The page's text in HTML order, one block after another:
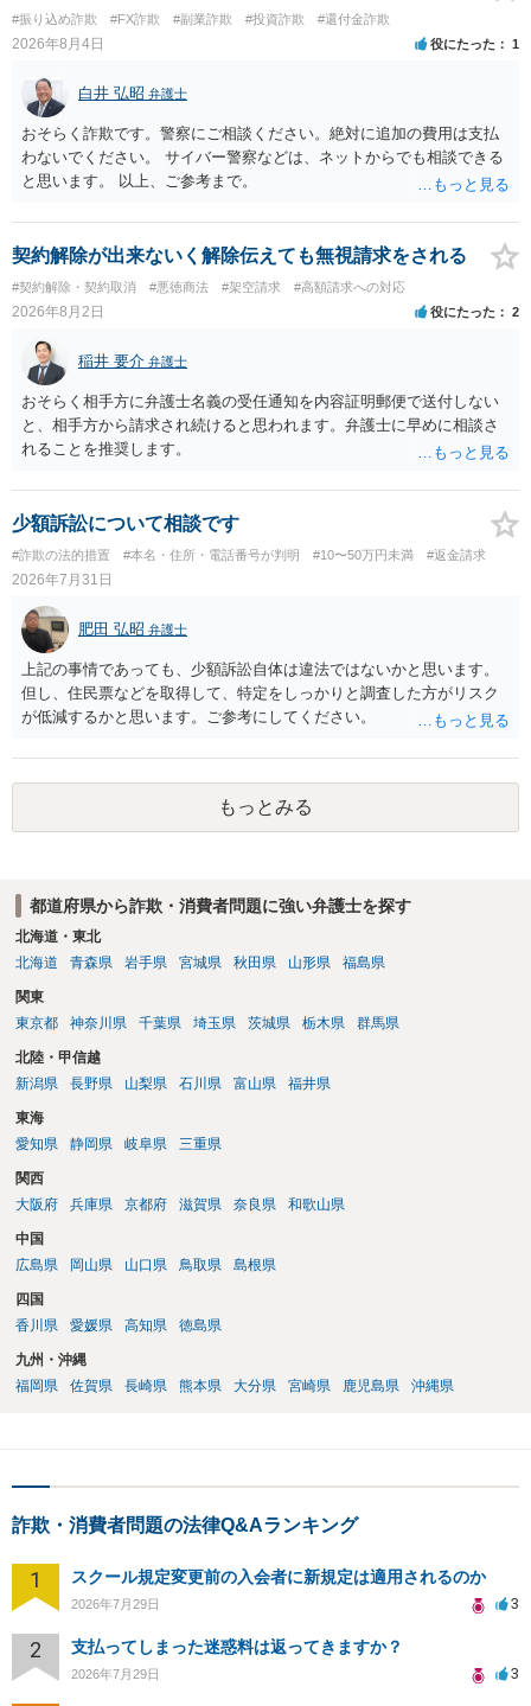
うとするケースも散見されます。 ご自身での対応に窮するようであ
れば、代理人を立てることもご検討ください。 ・相手へ送る回答文に
ついてアドバイスをいただけるか。 具体的な回答内容については、
一般的に無料法律相談での対応外になろうかと思います。 法律事務
所にご連絡いただき、対応の可否や費用をご確認ください。
#振り込め詐欺 #FX詐欺 #副業詐欺 #投資詐欺 #還付金詐欺
2026年8月4日 役にたった 1
白井 弘昭 弁護士
おそらく詐欺です。警察にご相談ください。絶対に追加の費用は支払
わないでください。 サイバー警察などは、ネットからでも相談できる
と思います。 以上、ご参考まで。
契約解除が出来ないく解除伝えても無視請求をされる
#契約解除・契約取消 #悪徳商法 #架空請求 #高額請求への対応
2026年8月2日 役にたった 2
稲井 要介 弁護士
おそらく相手方に弁護士名義の受任通知を内容証明郵便で送付しない
と、相手方から請求され続けると思われます。弁護士に早めに相談さ
れることを推奨します。
少額訴訟について相談です
#詐欺の法的措置 #本名・住所・電話番号が判明 #10〜50万円未満 #返金請求
2026年7月31日
肥田 弘昭 弁護士
上記の事情であっても、少額訴訟自体は違法ではないかと思います。
但し、住民票などを取得して、特定をしっかりと調査した方がリスク
が低減するかと思います。ご参考にしてください。
もっとみる
都道府県から詐欺・消費者問題に強い弁護士を探す
北海道・東北
北海道
青森県 岩手県 宮城県 秋田県 山形県 福島県
関東
東京都
神奈川県 千葉県 埼玉県 茨城県 栃木県 群馬県
北陸・甲信越
新潟県
長野県 山梨県 石川県 富山県 福井県
東海
愛知県
静岡県 岐阜県 三重県
関西
大阪府
兵庫県 京都府 滋賀県 奈良県 和歌山県
中国
広島県
岡山県 山口県 鳥取県 島根県
四国
香川県
愛媛県 高知県 徳島県
九州・沖縄
福岡県
佐賀県 長崎県 熊本県 大分県 宮崎県 鹿児島県 沖縄県
詐欺・消費者問題の法律Q&Aランキング
1 スクール規定変更前の入会者に新規定は適用されるのか
2026年7月29日 3
2 支払ってしまった迷惑料は返ってきますか？
2026年7月29日 3